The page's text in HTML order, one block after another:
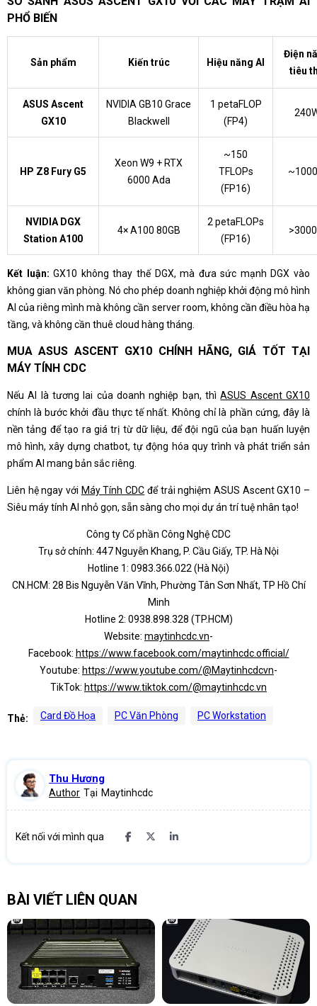
PHỔ BIẾN
Sản phẩm Kiến trúc Hiệu năng AI
Điện
tiêu
ASUS Ascent
GX10
NVIDIA GB10 Grace
Blackwell
1 petaFLOP
(FP4)
HP Z8 Fury G5
Xeon W9 + RTX
6000 Ada
~150
TFLOPs
(FP16)
NVIDIA DGX
Station A100
4× A100 80GB
2 petaFLOPs
(FP16)
Kết luận: GX10 không thay thế DGX, mà đưa sức mạnh DGX vào
không gian văn phòng. Nó cho phép doanh nghiệp khởi động mô hình
AI của riêng mình mà không cần server room, không cần điều hòa hạ
tầng, và không cần thuê cloud hàng tháng.
MUA ASUS ASCENT GX10 CHÍNH HÃNG, GIÁ TỐT TẠI
MÁY TÍNH CDC
Nếu AI là tương lai của doanh nghiệp bạn, thìASUS Ascent GX10
chính là bước khởi đầu thực tế nhất. Không chỉ là phần cứng, đây là
nền tảng để tạo ra giá trị từ dữ liệu, để đội ngũ của bạn huấn luyện
mô hình, xây dựng chatbot, tự động hóa quy trình và phát triển sản
phẩm AI mang bản sắc riêng.
Liên hệ ngay với Máy Tính CDC để trải nghiệm ASUS Ascent GX10 –
Siêu máy tính AI nhỏ gọn, sẵn sàng cho mọi dự án trí tuệ nhân tạo!
Công ty Cổ phần Công Nghệ CDC
Trụ sở chính: 447 Nguyễn Khang, P. Cầu Giấy, TP. Hà Nội
Hotline 1: 0983.366.022 (Hà Nội)
CN.HCM: 28 Bis Nguyễn Văn Vĩnh, Phường Tân Sơn Nhất, TP Hồ Chí
Minh
Hotline 2: 0938.898.328 (TP.HCM)
Website: maytinhcdc.vn-
Facebook: https://www.facebook.com/maytinhcdc.official/
Youtube: https://www.youtube.com/@Maytinhcdcvn-
TikTok: https://www.tiktok.com/@maytinhcdc.vn
Thẻ: Card Đồ Họa PC Văn Phòng PC Workstation
Thu Hương
Author Tại Maytinhcdc
Kết nối với mình qua
BÀI VIẾT LIÊN QUAN